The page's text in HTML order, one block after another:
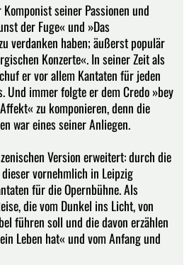
seiner Passionen und
der Fuge« und »Das
verdanken haben; äußerst populär
Konzerte«. In seiner Zeit als
er vor allem Kantaten für jeden
Und immer folgte er dem Credo »bey
zu komponieren, denn die
war eines seiner Anliegen.
Version erweitert: durch die
vornehmlich in Leipzig
für die Opernbühne. Als
die vom Dunkel ins Licht, von
führen soll und die davon erzählen
Leben hat« und vom Anfang und